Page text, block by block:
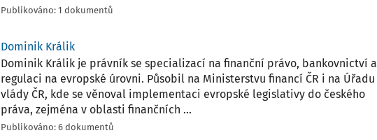
Publikováno: 1 dokumentů
Dominik Králik
Dominik Králik je právník se specializací na ﬁnanční právo, bankovnictví a
regulaci na evropské úrovni. Působil na Ministerstvu ﬁnancí ČR i na Úřadu
vlády ČR, kde se věnoval implementaci evropské legislativy do českého
práva, zejména v oblasti ﬁnančních ...
Publikováno: 6 dokumentů